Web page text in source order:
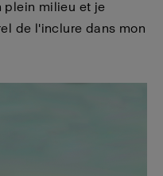
plein milieu et je
de l'inclure dans mon